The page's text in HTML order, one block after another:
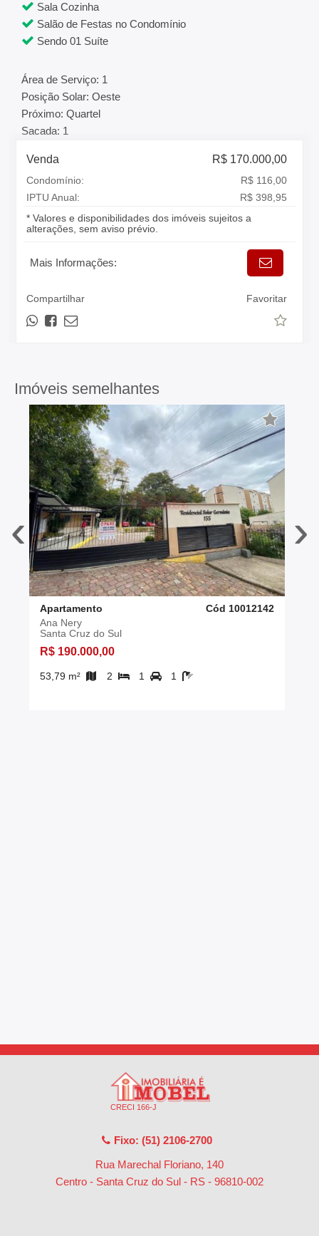
Sala Cozinha
Salão de Festas no Condomínio
Sendo 01 Suíte
Área de Serviço: 1
Posição Solar: Oeste
Próximo: Quartel
Sacada: 1
Venda R$ 170.000,00
Condomínio:
R$ 116,00
IPTU Anual:
R$ 398,95
* Valores e disponibilidades dos imóveis sujeitos a
alterações, sem aviso prévio.
Mais Informações:
Compartilhar Favoritar
Imóveis semelhantes
‹
Apartamento
Cód 10012142
Ana Nery
Santa Cruz do Sul
R$ 190.000,00
53,79 m² 2 1 1
›
CRECI 166-J
Fixo: (51) 2106-2700
Rua Marechal Floriano, 140
Centro - Santa Cruz do Sul - RS - 96810-002